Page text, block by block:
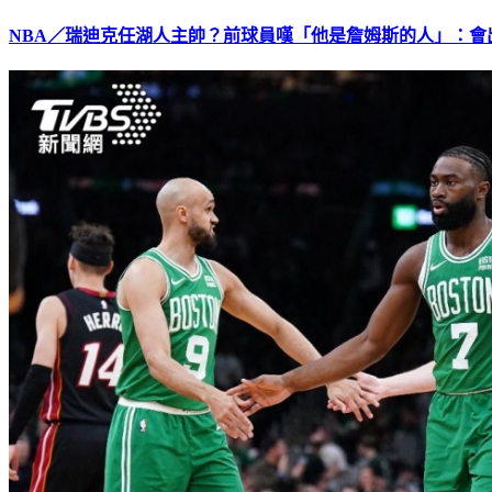
NBA／瑞迪克任湖人主帥？前球員嘆「他是詹姆斯的人」：會